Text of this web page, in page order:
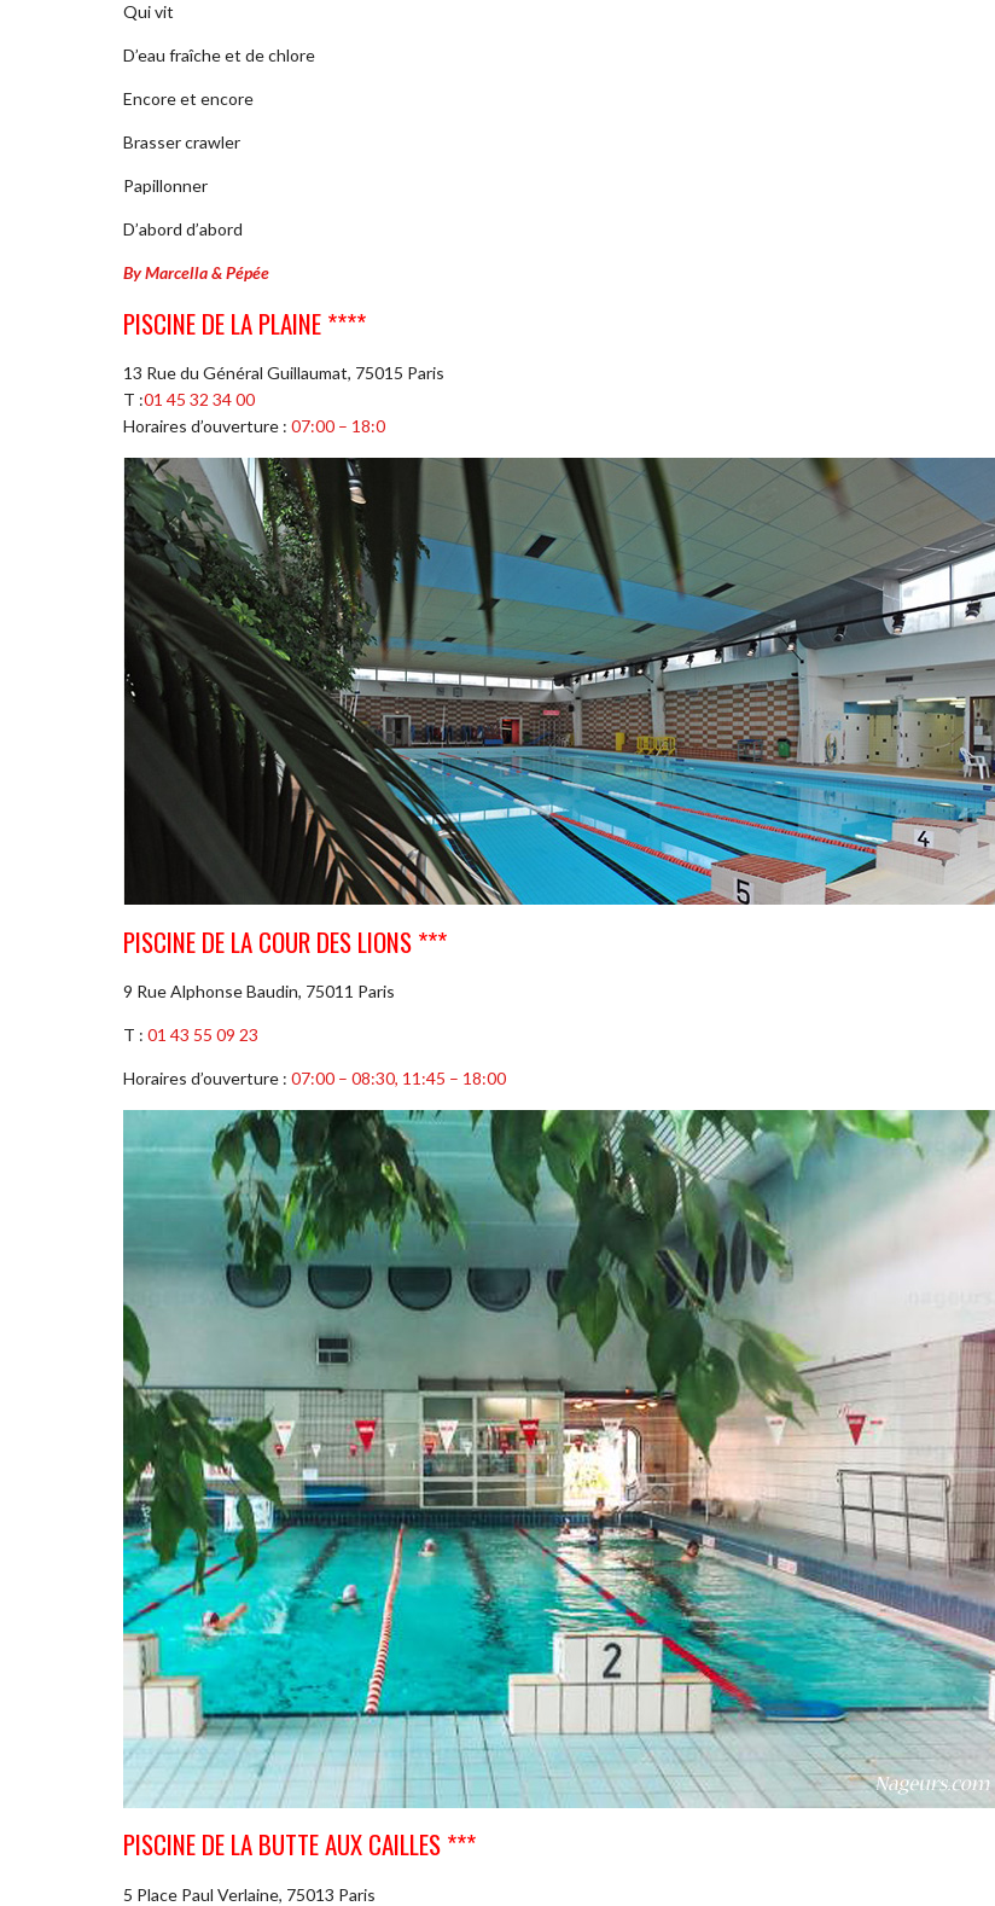
Qui vit
D’eau fraîche et de chlore
Encore et encore
Brasser crawler
Papillonner
D’abord d’abord
By Marcella & Pépée
PISCINE DE LA PLAINE ****
13 Rue du Général Guillaumat, 75015 Paris
T :01 45 32 34 00
Horaires d’ouverture : 07:00 – 18:0
PISCINE DE LA COUR DES LIONS ***
9 Rue Alphonse Baudin, 75011 Paris
T : 01 43 55 09 23
Horaires d’ouverture : 07:00 – 08:30, 11:45 – 18:00
PISCINE DE LA BUTTE AUX CAILLES ***
5 Place Paul Verlaine, 75013 Paris